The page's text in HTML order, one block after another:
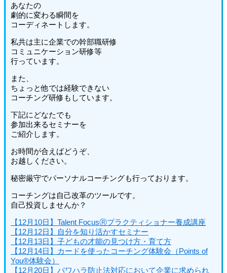
あなたの
劇的に変わる瞬間を
コーディネートします。
私共は主に企業での幹部職研修
コミュニケーション研修等
行っています。
また、
ちょっと他では経験できない
コーチング研修もしています。
下記にどなたでも
参加出来るセミナーを
ご紹介します。
お時間が合えばどうぞ、
お越しください。
秘密厳守でパーソナルコーチングも行っております。
コーチングは自己改革のツールです。
自己投資しませんか？
【12月10日】Talent FocusⓇプラクティショナー養成講座
【12月12日】自分を知り活かすセミナー
【12月13日】子どもの才能の見つけ方・育て方
【12月14日】カードを使ったコーチング体験会（Points of
You®体験会）
【12月20日】パワハラ防止法対応において企業に求められ